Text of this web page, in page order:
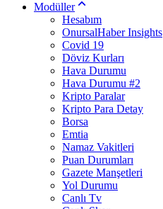
Modüller
Hesabım
OnursalHaber Insights
Covid 19
Döviz Kurları
Hava Durumu
Hava Durumu #2
Kripto Paralar
Kripto Para Detay
Borsa
Emtia
Namaz Vakitleri
Puan Durumları
Gazete Manşetleri
Yol Durumu
Canlı Tv